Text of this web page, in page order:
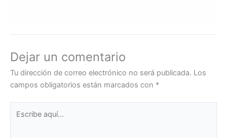
Dejar un comentario
Tu dirección de correo electrónico no será publicada. Los
campos obligatorios están marcados con *
aquí...